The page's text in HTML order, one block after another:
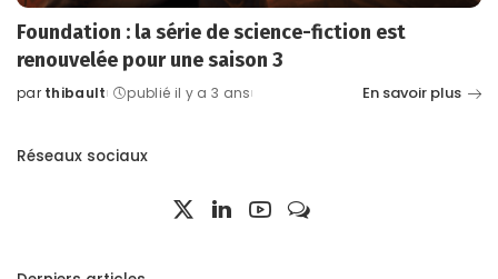
Foundation : la série de science-fiction est
renouvelée pour une saison 3
Posted
par thibault publié il y a 3 ans En savoir plus
Réseaux sociaux